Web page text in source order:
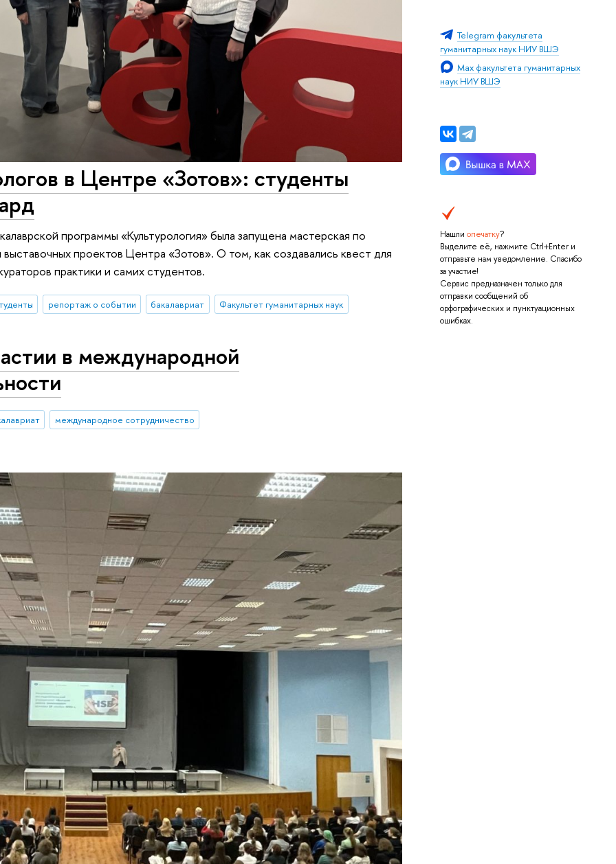
Telegram факультета
гуманитарных наук НИУ ВШЭ
Max факультета гуманитарных
наук НИУ ВШЭ
Нашли опечатку?
Выделите её, нажмите Ctrl+Enter и
отправьте нам уведомление. Спасибо
за участие!
Сервис предназначен только для
отправки сообщений об
орфографических и пунктуационных
ошибках.
в Центре «Зотов»: студенты
программы «Культурология» была запущена мастерская по
проектов Центра «Зотов». О том, как создавались квест для
практики и самих студентов.
репортаж о событии бакалавриат Факультет гуманитарных наук
в международной
международное сотрудничество